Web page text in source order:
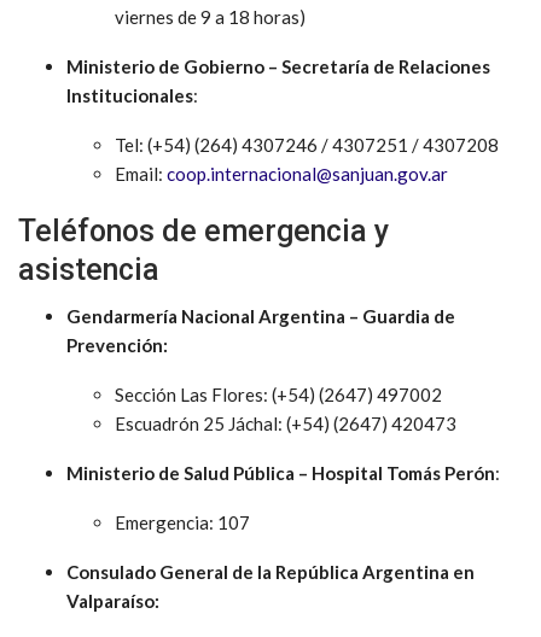
viernes de 9 a 18 horas)
Ministerio de Gobierno – Secretaría de Relaciones
Institucionales:
Tel: (+54) (264) 4307246 / 4307251 / 4307208
Email: coop.internacional@sanjuan.gov.ar
Teléfonos de emergencia y
asistencia
Gendarmería Nacional Argentina – Guardia de
Prevención:
Sección Las Flores: (+54) (2647) 497002
Escuadrón 25 Jáchal: (+54) (2647) 420473
Ministerio de Salud Pública – Hospital Tomás Perón:
Emergencia: 107
Consulado General de la República Argentina en
Valparaíso: